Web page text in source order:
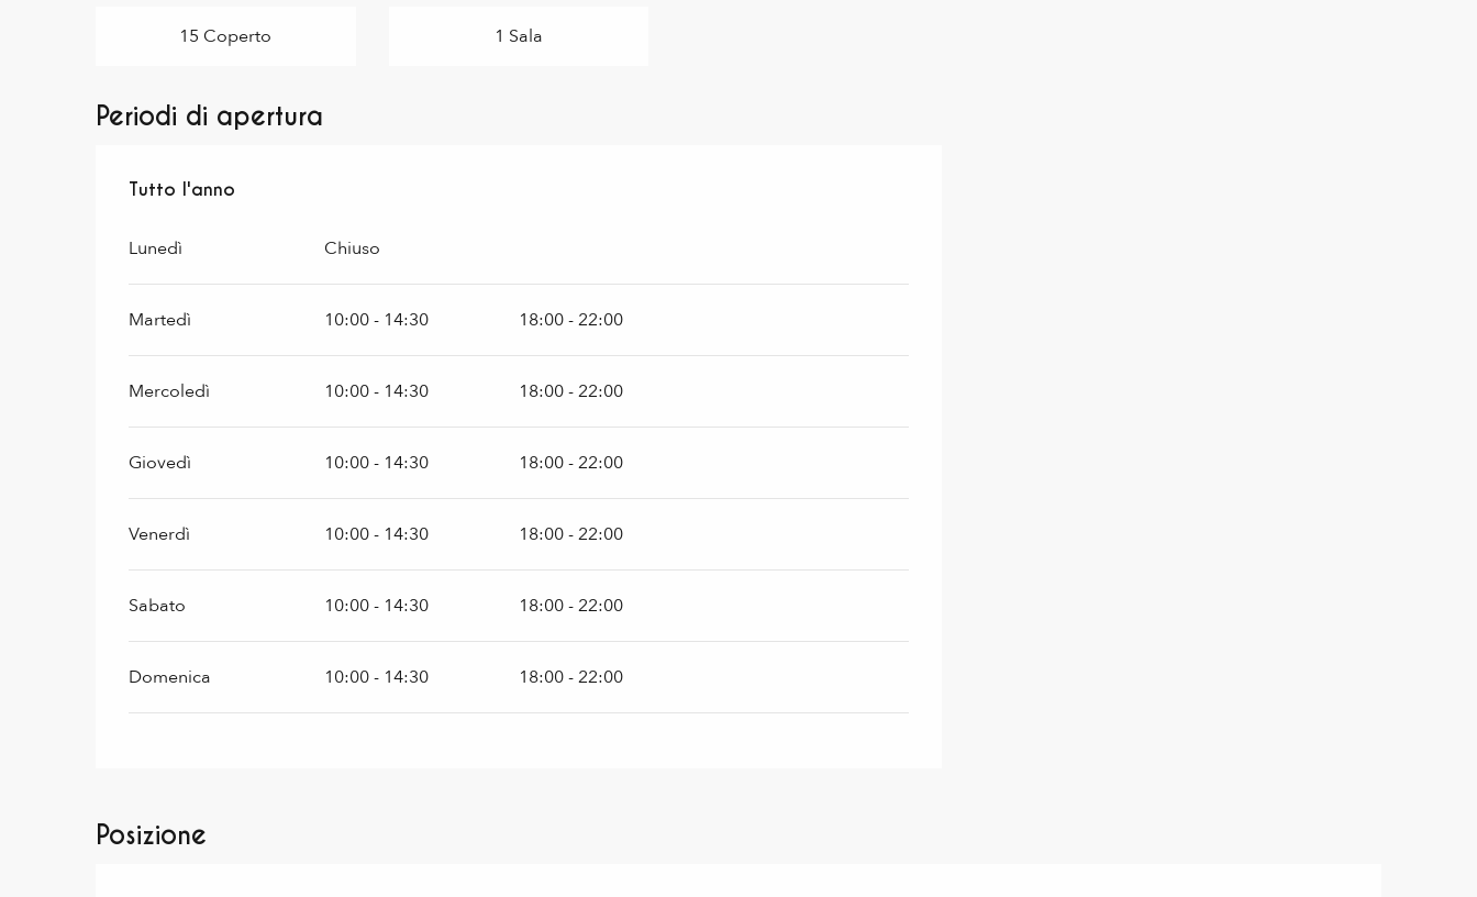
15 Coperto 1 Sala
Periodi di apertura
Tutto l'anno
Tutto l'anno
Lunedì Chiuso
Martedì 10:00 - 14:30 18:00 - 22:00
Mercoledì 10:00 - 14:30 18:00 - 22:00
Giovedì 10:00 - 14:30 18:00 - 22:00
Venerdì 10:00 - 14:30 18:00 - 22:00
Sabato 10:00 - 14:30 18:00 - 22:00
Domenica 10:00 - 14:30 18:00 - 22:00
Posizione